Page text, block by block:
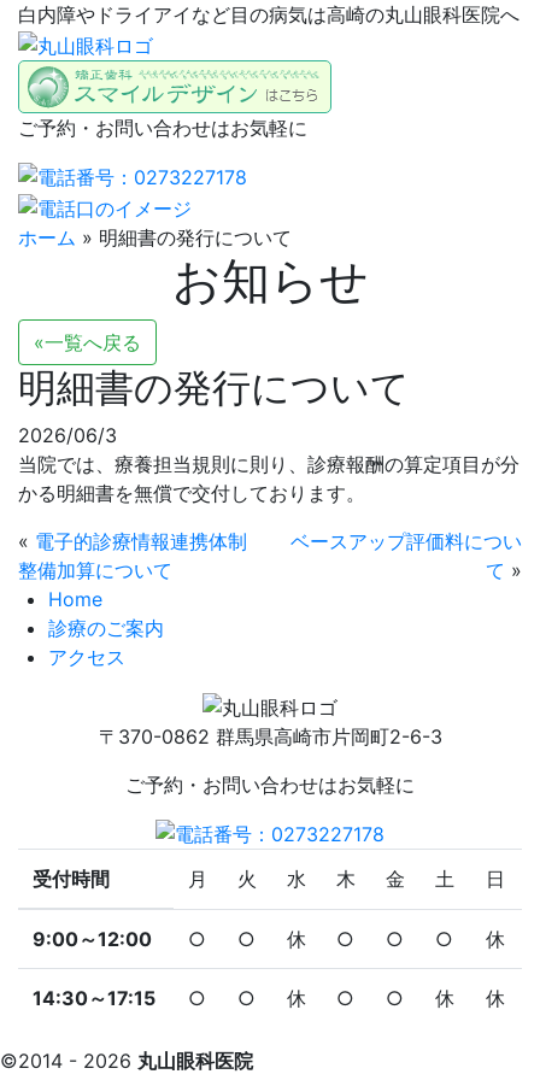
白内障やドライアイなど目の病気は高崎の丸山眼科医院へ
ご予約・お問い合わせはお気軽に
ホーム » 明細書の発行について
お知らせ
«一覧へ戻る
明細書の発行について
2026/06/3
当院では、療養担当規則に則り、診療報酬の算定項目が分
かる明細書を無償で交付しております。
« 電子的診療情報連携体制
整備加算について
ベースアップ評価料につい
て »
Home
診療のご案内
アクセス
〒370-0862 群馬県高崎市片岡町2-6-3
ご予約・お問い合わせはお気軽に
受付時間 月 火 水 木 金 土 日
9:00～12:00 ○ ○ 休 ○ ○ ○ 休
14:30～17:15 ○ ○ 休 ○ ○ 休 休
©2014 - 2026 丸山眼科医院